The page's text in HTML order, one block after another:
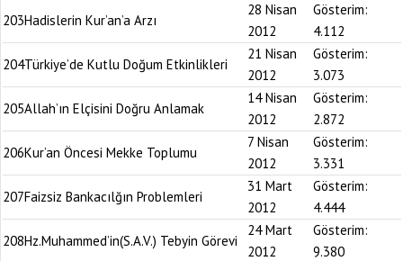
203Hadislerin Kur’an’a Arzı
28 Nisan
2012
Gösterim:
4.112
204Türkiye’de Kutlu Doğum Etkinlikleri
21 Nisan
2012
Gösterim:
3.073
205Allah’ın Elçisini Doğru Anlamak
14 Nisan
2012
Gösterim:
2.872
206Kur’an Öncesi Mekke Toplumu
7 Nisan
2012
Gösterim:
3.331
207Faizsiz Bankacılğın Problemleri
31 Mart
2012
Gösterim:
4.444
208Hz.Muhammed’in(S.A.V.) Tebyin Görevi
24 Mart
2012
Gösterim:
9.380